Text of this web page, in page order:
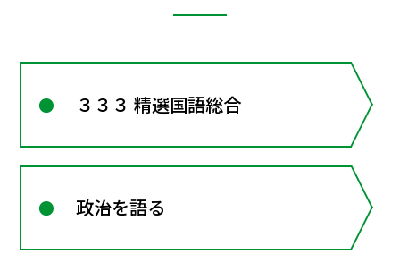
３３３ 精選国語総合
政治を語る